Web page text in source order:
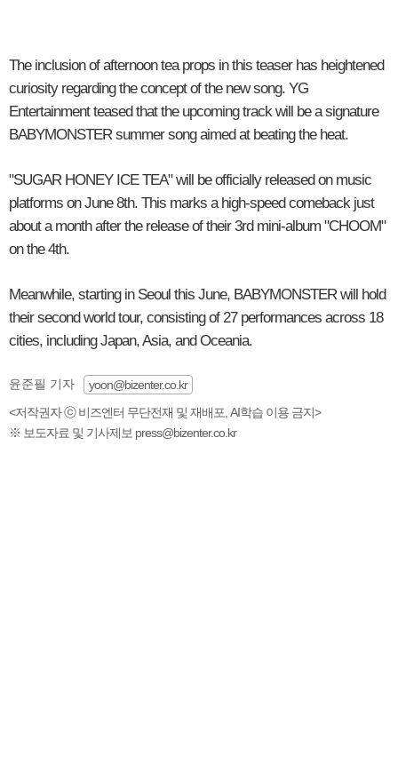
The inclusion of afternoon tea props in this teaser has heightened
curiosity regarding the concept of the new song. YG
Entertainment teased that the upcoming track will be a signature
BABYMONSTER summer song aimed at beating the heat.
"SUGAR HONEY ICE TEA" will be officially released on music
platforms on June 8th. This marks a high-speed comeback just
about a month after the release of their 3rd mini-album "CHOOM"
on the 4th.
Meanwhile, starting in Seoul this June, BABYMONSTER will hold
their second world tour, consisting of 27 performances across 18
cities, including Japan, Asia, and Oceania.
윤준필 기자
yoon@bizenter.co.kr
<저작권자 ⓒ 비즈엔터 무단전재 및 재배포, AI학습 이용 금지>
※ 보도자료 및 기사제보 press@bizenter.co.kr